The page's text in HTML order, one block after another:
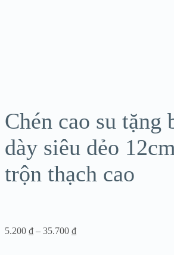
Chén cao su tặng
dày siêu dẻo
trộn thạch cao
5.200 ₫ – 35.700 ₫Khoảng